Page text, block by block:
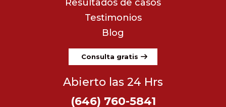
Resultados de casos
Testimonios
Blog
Consulta gratis
Abierto las 24 Hrs
(646) 760-5841